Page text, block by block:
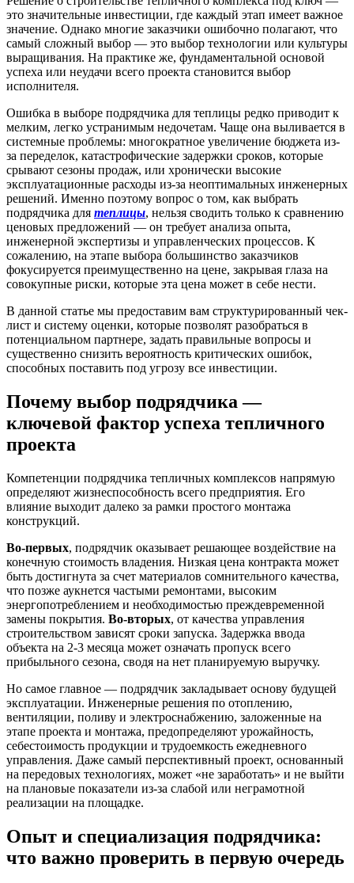
это значительные инвестиции, где каждый этап имеет важное
значение. Однако многие заказчики ошибочно полагают, что
самый сложный выбор — это выбор технологии или культуры
выращивания. На практике же, фундаментальной основой
успеха или неудачи всего проекта становится выбор
исполнителя.
Ошибка в выборе подрядчика для теплицы редко приводит к
мелким, легко устранимым недочетам. Чаще она выливается в
системные проблемы: многократное увеличение бюджета из-
за переделок, катастрофические задержки сроков, которые
срывают сезоны продаж, или хронически высокие
эксплуатационные расходы из-за неоптимальных инженерных
решений. Именно поэтому вопрос о том, как выбрать
подрядчика для теплицы, нельзя сводить только к сравнению
ценовых предложений — он требует анализа опыта,
инженерной экспертизы и управленческих процессов. К
сожалению, на этапе выбора большинство заказчиков
фокусируется преимущественно на цене, закрывая глаза на
совокупные риски, которые эта цена может в себе нести.
В данной статье мы предоставим вам структурированный чек-
лист и систему оценки, которые позволят разобраться в
потенциальном партнере, задать правильные вопросы и
существенно снизить вероятность критических ошибок,
способных поставить под угрозу все инвестиции.
Почему выбор подрядчика —
ключевой фактор успеха тепличного
проекта
Компетенции подрядчика тепличных комплексов напрямую
определяют жизнеспособность всего предприятия. Его
влияние выходит далеко за рамки простого монтажа
конструкций.
Во-первых, подрядчик оказывает решающее воздействие на
конечную стоимость владения. Низкая цена контракта может
быть достигнута за счет материалов сомнительного качества,
что позже аукнется частыми ремонтами, высоким
энергопотреблением и необходимостью преждевременной
замены покрытия. Во-вторых, от качества управления
строительством зависят сроки запуска. Задержка ввода
объекта на 2-3 месяца может означать пропуск всего
прибыльного сезона, сводя на нет планируемую выручку.
Но самое главное — подрядчик закладывает основу будущей
эксплуатации. Инженерные решения по отоплению,
вентиляции, поливу и электроснабжению, заложенные на
этапе проекта и монтажа, предопределяют урожайность,
себестоимость продукции и трудоемкость ежедневного
управления. Даже самый перспективный проект, основанный
на передовых технологиях, может «не заработать» и не выйти
на плановые показатели из-за слабой или неграмотной
реализации на площадке.
Опыт и специализация подрядчика:
что важно проверить в первую очередь